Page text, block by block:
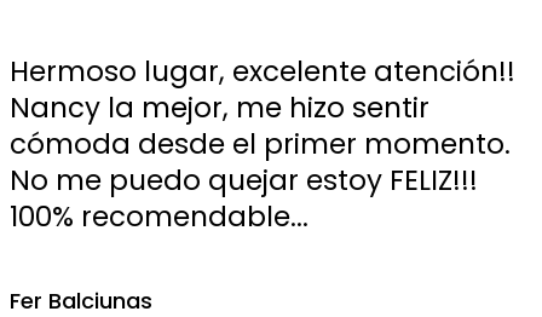
Hermoso lugar, excelente atención!!
Nancy la mejor, me hizo sentir
cómoda desde el primer momento.
No me puedo quejar estoy FELIZ!!!
100% recomendable...
Fer Balciunas